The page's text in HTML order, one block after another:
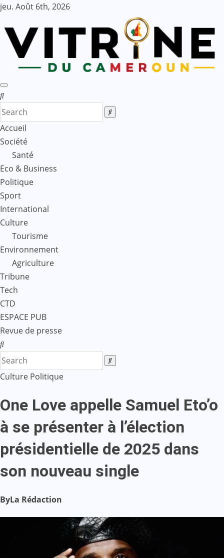
Skip
content
jeu. Août 6th, 2026
Accueil
Société
Santé
Eco & Business
Politique
Sport
International
Culture
Tourisme
Environnement
Agriculture
Tribune
Tech
CTD
ESPACE PUB
Revue de presse
Culture Politique
One Love appelle Samuel Eto’o
à se présenter à l’élection
présidentielle de 2025 dans
son nouveau single
ByLa Rédaction